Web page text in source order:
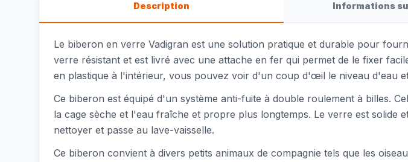
Description Informations
Le biberon en verre Vadigran est une solution pratique et durable pour
verre résistant et est livré avec une attache en fer qui permet de le fixer
en plastique à l'intérieur, vous pouvez voir d'un coup d'œil le niveau d'eau
Ce biberon est équipé d'un système anti-fuite à double roulement à billes.
la cage sèche et l'eau fraîche et propre plus longtemps. Le verre est solide
nettoyer et passe au lave-vaisselle.
Ce biberon convient à divers petits animaux de compagnie tels que les